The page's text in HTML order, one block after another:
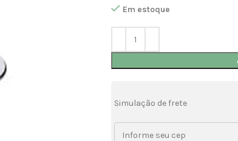
Em estoque
Simulação de frete